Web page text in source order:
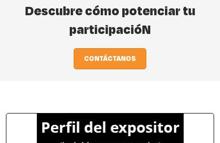
Descubre cómo potenciar tu
participacióN
CONTÁCTANOS